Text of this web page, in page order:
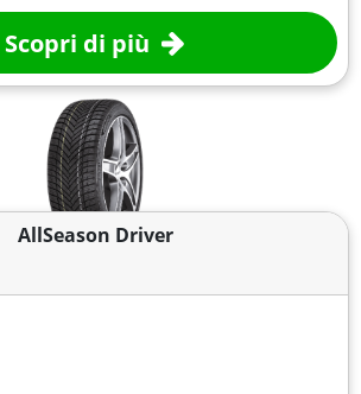
Scopri di più
AllSeason Driver